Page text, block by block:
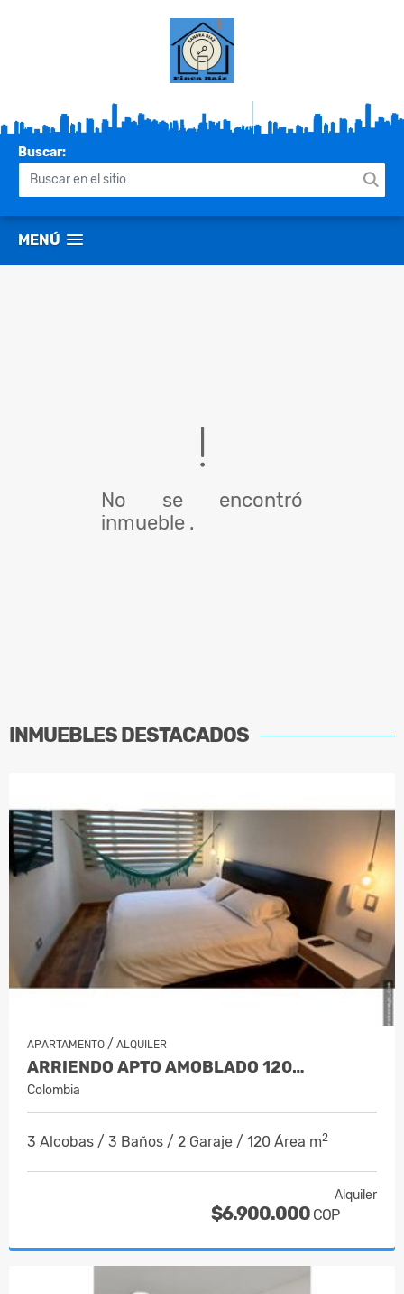
Buscar:
MENÚ
No se encontró
inmueble .
INMUEBLESDESTACADOS
APARTAMENTO / ALQUILER
ARRIENDO APTO AMOBLADO 120…
Colombia
3 Alcobas / 3 Baños / 2 Garaje / 120 Área m2
Alquiler
$6.900.000 COP